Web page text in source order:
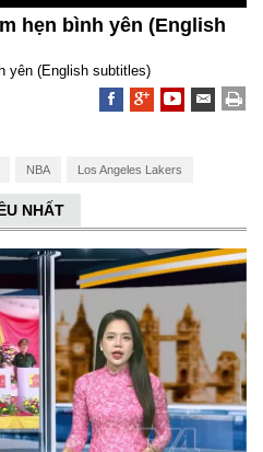
hẹn bình yên (English
yên (English subtitles)
NBA Los Angeles Lakers
NHẤT